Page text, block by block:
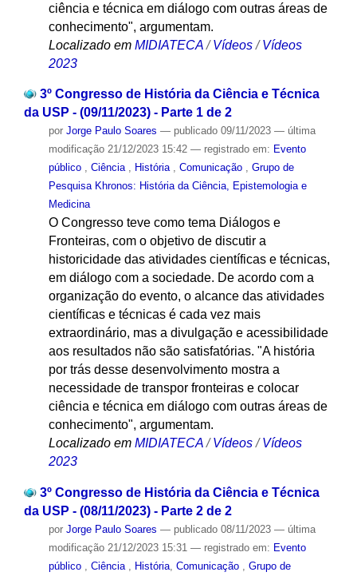
ciência e técnica em diálogo com outras áreas de
conhecimento", argumentam.
Localizado em MIDIATECA /Vídeos /Vídeos
2023
3º Congresso de História da Ciência e Técnica
da USP - (09/11/2023) - Parte 1 de 2
por Jorge Paulo Soares — publicado09/11/2023 — última
modificação21/12/2023 15:42 — registrado em: Evento
público , Ciência , História , Comunicação , Grupo de
Pesquisa Khronos: História da Ciência, Epistemologia e
Medicina
O Congresso teve como tema Diálogos e
Fronteiras, com o objetivo de discutir a
historicidade das atividades científicas e técnicas,
em diálogo com a sociedade. De acordo com a
organização do evento, o alcance das atividades
científicas e técnicas é cada vez mais
extraordinário, mas a divulgação e acessibilidade
aos resultados não são satisfatórias. "A história
por trás desse desenvolvimento mostra a
necessidade de transpor fronteiras e colocar
ciência e técnica em diálogo com outras áreas de
conhecimento", argumentam.
Localizado em MIDIATECA /Vídeos /Vídeos
2023
3º Congresso de História da Ciência e Técnica
da USP - (08/11/2023) - Parte 2 de 2
por Jorge Paulo Soares — publicado08/11/2023 — última
modificação21/12/2023 15:31 — registrado em: Evento
público , Ciência , História, Comunicação , Grupo de